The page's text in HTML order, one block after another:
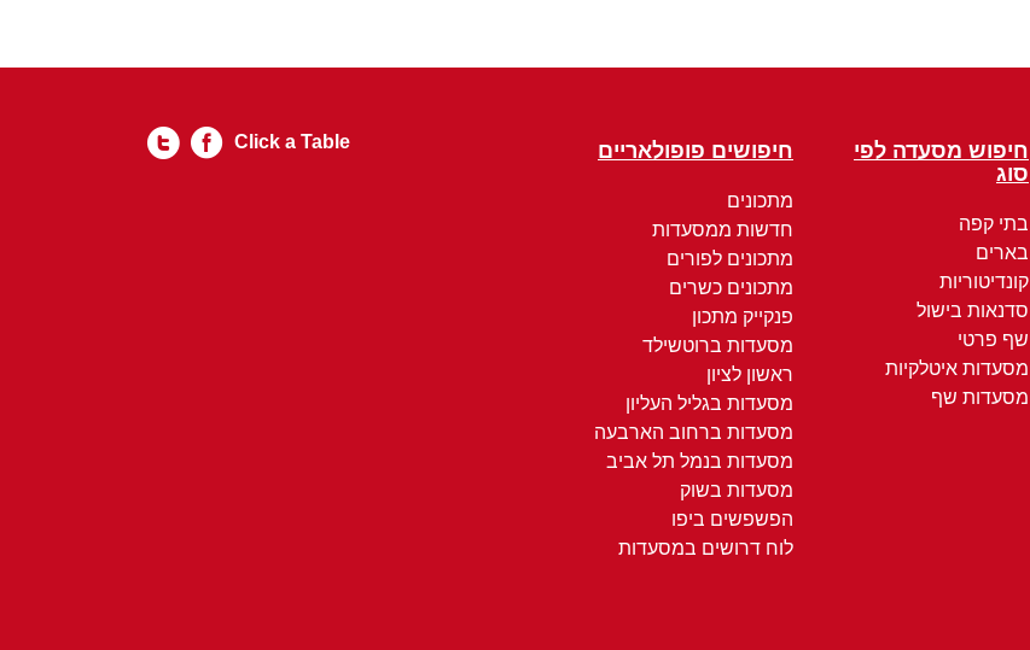
חיפוש מסעדה לפי
סוג
בתי קפה
בארים
קונדיטוריות
סדנאות בישול
שף פרטי
מסעדות איטלקיות
מסעדות שף
חיפושים פופולאריים
מתכונים
חדשות ממסעדות
מתכונים לפורים
מתכונים כשרים
פנקייק מתכון
מסעדות ברוטשילד
ראשון לציון
מסעדות בגליל העליון
מסעדות ברחוב הארבעה
מסעדות בנמל תל אביב
מסעדות בשוק
הפשפשים ביפו
לוח דרושים במסעדות
Click a Table